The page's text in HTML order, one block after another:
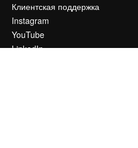
Клиентская поддержка
Instagram
YouTube
LinkedIn